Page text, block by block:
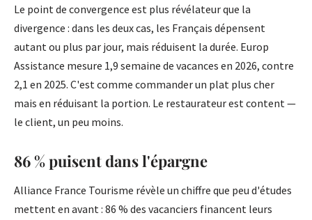
Le point de convergence est plus révélateur que la
divergence : dans les deux cas, les Français dépensent
autant ou plus par jour, mais réduisent la durée. Europ
Assistance mesure 1,9 semaine de vacances en 2026, contre
2,1 en 2025. C'est comme commander un plat plus cher
mais en réduisant la portion. Le restaurateur est content —
le client, un peu moins.
86 % puisent dans l'épargne
Alliance France Tourisme révèle un chiffre que peu d'études
mettent en avant : 86 % des vacanciers financent leurs